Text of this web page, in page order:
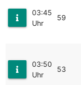
03:45
Uhr
59
03:50
Uhr
53